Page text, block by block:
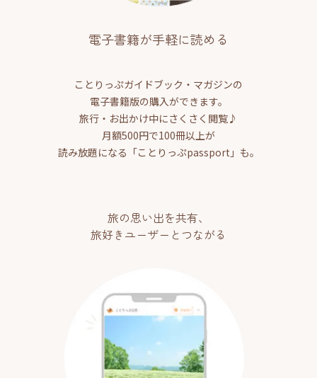
電子書籍が手軽に読める
ことりっぷガイドブック・マガジンの
電子書籍版の購入ができます。
旅行・お出かけ中にさくさく閲覧♪
月額500円で100冊以上が
読み放題になる「ことりっぷpassport」も。
旅の思い出を共有、
旅好きユーザーとつながる